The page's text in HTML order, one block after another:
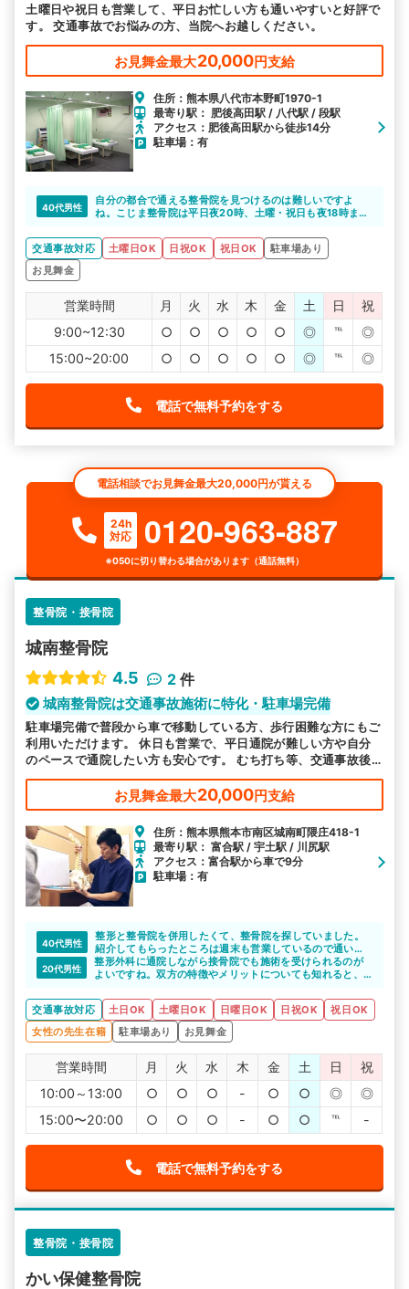
土曜日や祝日も営業して、平日お忙しい方も通いやすいと好評で
す。 交通事故でお悩みの方、当院へお越しください。
お見舞金最大20,000円支給
住所：熊本県八代市本野町1970-1
最寄り駅： 肥後高田駅 / 八代駅 / 段駅
アクセス：肥後高田駅から徒歩14分
駐車場：有
40代男性
自分の都合で通える整骨院を見つけるのは難しいですよ
ね。こじま整骨院は平日夜20時、土曜・祝日も夜18時まで
すいと思います。
交通事故対応 土曜日OK 日祝OK 祝日OK
駐車場あり
お見舞金
営業時間 月 火 水 木 金 土 日
祝
9:00~12:30
○ ○ ○ ○ ○ ◎ ℡
◎
15:00~20:00
○ ○ ○ ○ ○ ◎ ℡ ◎
電話で無料予約をする
電話相談でお見舞金最大20,000円が貰える
24h
対応
0120-963-887
※050に切り替わる場合があります（通話無料）
整骨院・接骨院
城南整骨院
4.5
2 件
城南整骨院は交通事故施術に特化・駐車場完備
駐車場完備で普段から車で移動している方、歩行困難な方にもご
利用いただけます。 休日も営業で、平日通院が難しい方や自分
のペースで通院したい方も安心です。 むち打ち等、交通事故後
の各症状の施術を得意としています。
お見舞金最大20,000円支給
住所：熊本県熊本市南区城南町隈庄418-1
最寄り駅： 富合駅 / 宇土駅 / 川尻駅
アクセス：富合駅から車で9分
駐車場：有
40代男性
整形と整骨院を併用したくて、整骨院を探していました。
紹介してもらったところは週末も営業しているので通い安
かったです。また、先生もきちんとこちらの話を聞いて、
説明もしっかりとしてもらえたので、安心して通院するこ
20代男性
整形外科に通院しながら接骨院でも施術を受けられるのが
よいですね。双方の特徴やメリットについても知れると、
交通事故対応
土日OK 土曜日OK 日曜日OK 日祝OK
祝日OK
女性の先生在籍
駐車場あり お見舞金
営業時間 月 火 水 木 金 土 日
祝
10:00～13:00
○ ○ ○ - ○ ○ ◎
◎
15:00〜20:00
○ ○ ○ - ○ ○ ℡ -
電話で無料予約をする
整骨院・接骨院
かい保健整骨院